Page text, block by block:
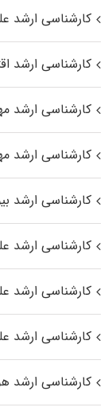
کارشناسی ارشد
کارشناسی ارشد
کارشناسی ارشد
کارشناسی ارشد
کارشناسی ارشد
کارشناسی ارشد
کارشناسی ارشد
کارشناسی ارشد
کارشناسی ارشد